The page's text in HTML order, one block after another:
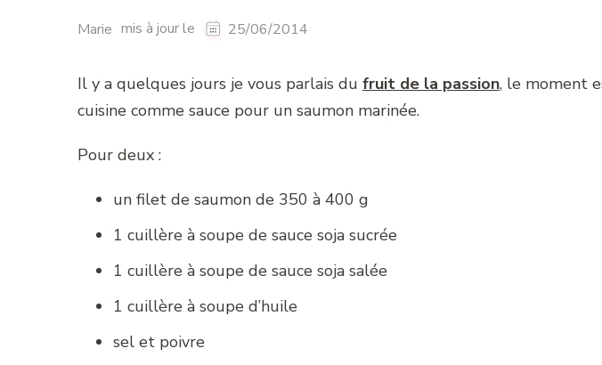
Marie mis à jour le 25/06/2014
Il y a quelques jours je vous parlais du fruit de la passion, le moment
cuisine comme sauce pour un saumon marinée.
Pour deux :
un filet de saumon de 350 à 400 g
1 cuillère à soupe de sauce soja sucrée
1 cuillère à soupe de sauce soja salée
1 cuillère à soupe d’huile
sel et poivre